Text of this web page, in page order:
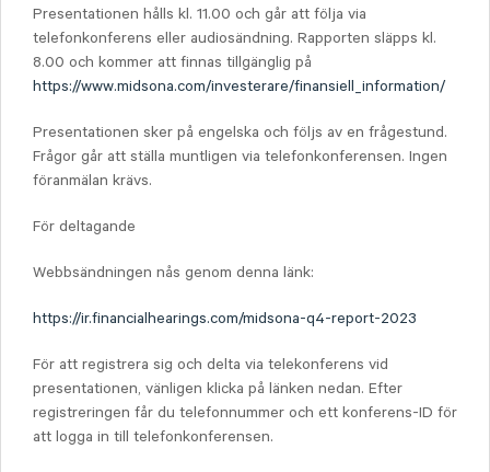
Presentationen hålls kl. 11.00 och går att följa via
telefonkonferens eller audiosändning. Rapporten släpps kl.
8.00 och kommer att finnas tillgänglig på
https://www.midsona.com/investerare/finansiell_information/
Presentationen sker på engelska och följs av en frågestund.
Frågor går att ställa muntligen via telefonkonferensen. Ingen
föranmälan krävs.
För deltagande
Webbsändningen nås genom denna länk:
https://ir.financialhearings.com/midsona-q4-report-2023
För att registrera sig och delta via telekonferens vid
presentationen, vänligen klicka på länken nedan. Efter
registreringen får du telefonnummer och ett konferens-ID för
att logga in till telefonkonferensen.